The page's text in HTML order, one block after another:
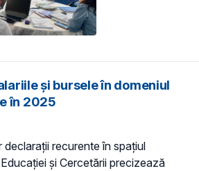
și bursele în domeniul
în 2025
declarații recurente în spațiul
și Cercetării precizează